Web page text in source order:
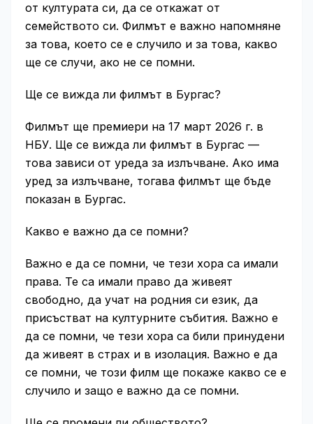
от културата си, да се откажат от
семейството си. Филмът е важно напомняне
за това, което се е случило и за това, какво
ще се случи, ако не се помни.
Ще се вижда ли филмът в Бургас?
Филмът ще премиери на 17 март 2026 г. в
НБУ. Ще се вижда ли филмът в Бургас —
това зависи от уреда за излъчване. Ако има
уред за излъчване, тогава филмът ще бъде
показан в Бургас.
Какво е важно да се помни?
Важно е да се помни, че тези хора са имали
права. Те са имали право да живеят
свободно, да учат на родния си език, да
присъстват на културните събития. Важно е
да се помни, че тези хора са били принудени
да живеят в страх и в изолация. Важно е да
се помни, че този филм ще покаже какво се е
случило и защо е важно да се помни.